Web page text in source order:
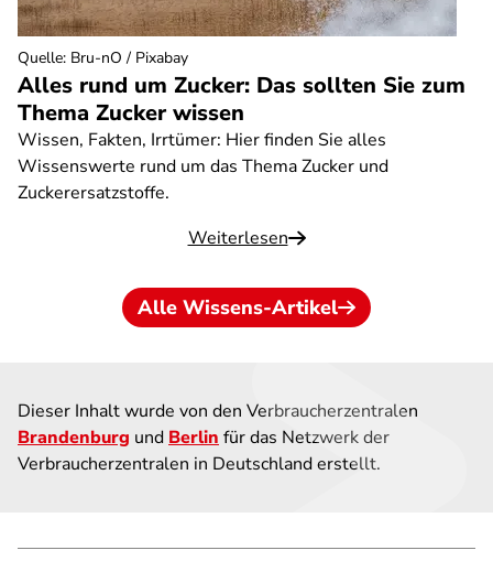
Alles rund um Zucker: Das sollten Sie zum
Thema Zucker wissen
Wissen, Fakten, Irrtümer: Hier finden Sie alles
Wissenswerte rund um das Thema Zucker und
Zuckerersatzstoffe.
Weiterlesen
Quelle: Bru-nO / Pixabay
Alle Wissens-Artikel
Dieser Inhalt wurde von den Verbraucherzentralen
Brandenburg und Berlin für das Netzwerk der
Verbraucherzentralen in Deutschland erstellt.